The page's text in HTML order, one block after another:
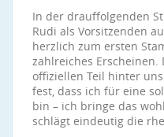
In der drauffolgenden
Rudi als Vorsitzenden
herzlich zum ersten
zahlreiches
offiziellen Teil hinter
fest, dass ich für eine
bin – ich bringe das
schlägt eindeutig die